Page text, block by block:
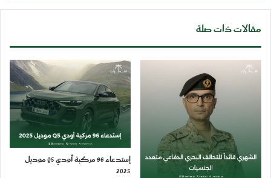
مقالات ذات صلة
إستدعاء 96 مركبة أودي Q5 موديل
2025